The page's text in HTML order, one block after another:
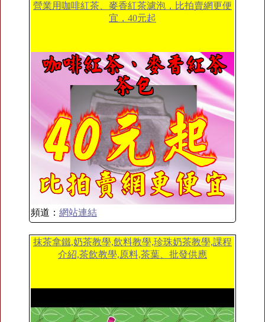
營業用咖啡紅茶、麥香紅茶濾泡，比拍賣網更便
宜，40元起
頻道： 網站連結
抹茶拿鐵,奶茶教學,飲料教學,珍珠奶茶教學,課程
介紹,茶飲教學,原料,茶葉、批發供應